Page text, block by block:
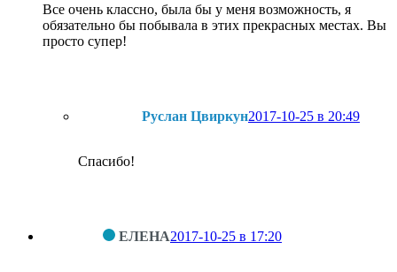
Все очень классно, была бы у меня возможность, я
обязательно бы побывала в этих прекрасных местах. Вы
просто супер!
Руслан Цвиркун2017-10-25 в 20:49
Спасибо!
ЕЛЕНА2017-10-25 в 17:20